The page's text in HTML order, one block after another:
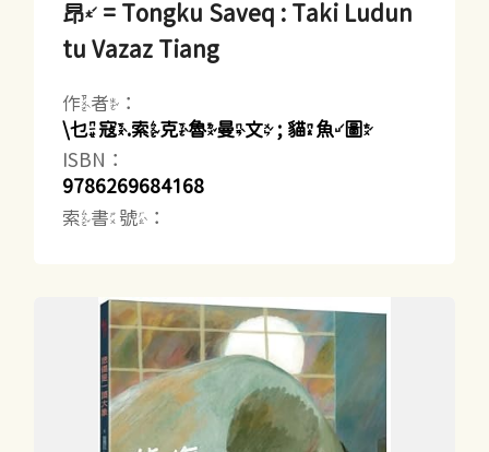
昂 = Tongku Saveq : Taki Ludun
tu Vazaz Tiang
作者：
\乜寇.索克魯曼文 ; 貓魚圖
ISBN：
9786269684168
索書號：